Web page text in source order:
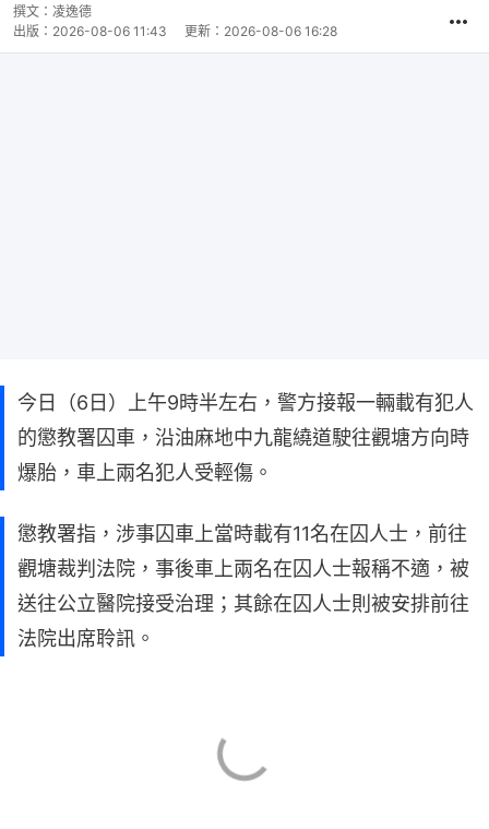
撰文： 凌逸德
出版： 2026-08-06 11:43 更新： 2026-08-06 16:28
今日（6日）上午9時半左右，警方接報一輛載有犯人
的懲教署囚車，沿油麻地中九龍繞道駛往觀塘方向時
爆胎，車上兩名犯人受輕傷。
懲教署指，涉事囚車上當時載有11名在囚人士，前往
觀塘裁判法院，事後車上兩名在囚人士報稱不適，被
送往公立醫院接受治理；其餘在囚人士則被安排前往
法院出席聆訊。